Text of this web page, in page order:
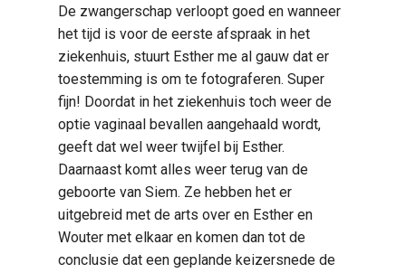
De zwangerschap verloopt goed en wanneer
het tijd is voor de eerste afspraak in het
ziekenhuis, stuurt Esther me al gauw dat er
toestemming is om te fotograferen. Super
fijn! Doordat in het ziekenhuis toch weer de
optie vaginaal bevallen aangehaald wordt,
geeft dat wel weer twijfel bij Esther.
Daarnaast komt alles weer terug van de
geboorte van Siem. Ze hebben het er
uitgebreid met de arts over en Esther en
Wouter met elkaar en komen dan tot de
conclusie dat een geplande keizersnede de